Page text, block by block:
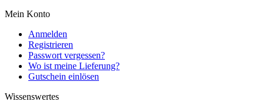
Mein Konto
Anmelden
Registrieren
Passwort vergessen?
Wo ist meine Lieferung?
Gutschein einlösen
Wissenswertes